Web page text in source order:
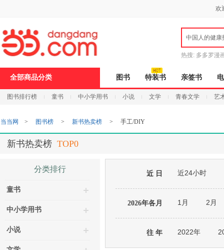
打
开
无
障
页
加
欢
中国人的健康
热搜: 多多罗漫
全部商品分类 图书 特装书 亲签书
图书排行榜 童书 中小学用书 小说 文学 青春文学 艺
当当网 > 图书榜 > 新书热卖榜 > 手工/DIY
新书热卖榜 TOP0
分类排行
童书
中小学用书
小说
近 日 近24小时
2026年各月 1月 2月
往 年 2022年